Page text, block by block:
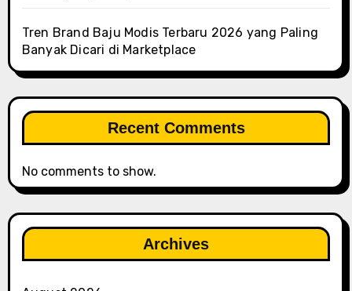
Tren Brand Baju Modis Terbaru 2026 yang Paling
Banyak Dicari di Marketplace
Recent Comments
No comments to show.
Archives